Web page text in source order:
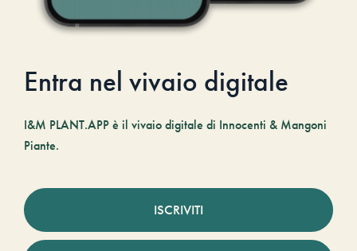
Entra nel vivaio digitale
I&M PLANT.APP è il vivaio digitale di Innocenti & Mangoni
Piante.
ISCRIVITI